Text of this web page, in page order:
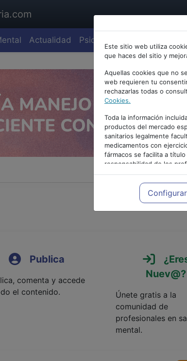
Actualidad Psiquiatría
Este sitio web utiliza
que haces del sitio y
Aquellas cookies que no
web requieren tu
rechazarlas todas o
Cookies.
Toda la información
productos del mercado
sanitarios legalmente
medicamentos con
fármacos se facilita a
responsabilidad de los
medicamentos y decidir,
adecuado a las
Publica
comenta y accede
el contenido.
Nuev@?
Únete gratis a la
comunidad de
profesionales en
mental.